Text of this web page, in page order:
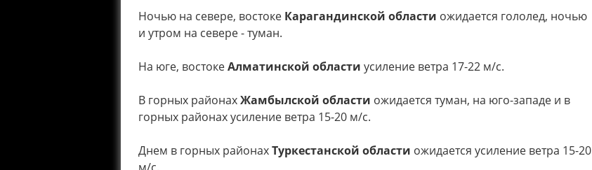
Ночью на севере, востоке Карагандинской области ожидается гололед, ночью
и утром на севере - туман.
На юге, востокеАлматинской области усиление ветра 17-22 м/с.
В горных районахЖамбылской области ожидается туман, на юго-западе и в
горных районах усиление ветра 15-20 м/с.
Днем в горных районахТуркестанской области ожидается усиление ветра 15-20